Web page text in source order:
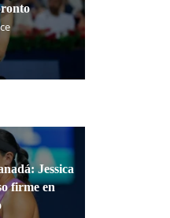
Jessica
firme en